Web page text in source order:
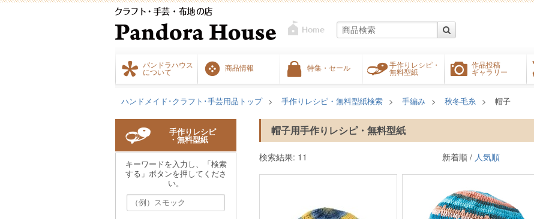
パンドラハウス
について
商品情報 特集・セール
手作りレシピ・
無料型紙
作品投稿
ギャラリー
ハンドメイド･クラフト･手芸用品トップ 手作りレシピ・無料型紙検索 手編み 秋冬毛糸 帽子
帽子用手作りレシピ・無料型紙
検索結果: 11 新着順 / 人気順
手作りレシピ
・無料型紙
キーワードを入力し、「検索
する」ボタンを押してくださ
い。